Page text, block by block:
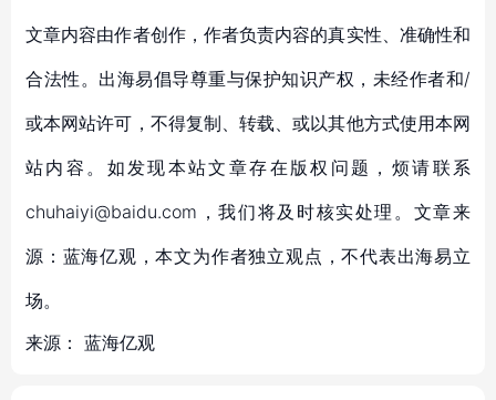
文章内容由作者创作，作者负责内容的真实性、准确性和
合法性。出海易倡导尊重与保护知识产权，未经作者和/
或本网站许可，不得复制、转载、或以其他方式使用本网
站内容。如发现本站文章存在版权问题，烦请联系
chuhaiyi@baidu.com，我们将及时核实处理。文章来
源：蓝海亿观，本文为作者独立观点，不代表出海易立
场。
来源： 蓝海亿观